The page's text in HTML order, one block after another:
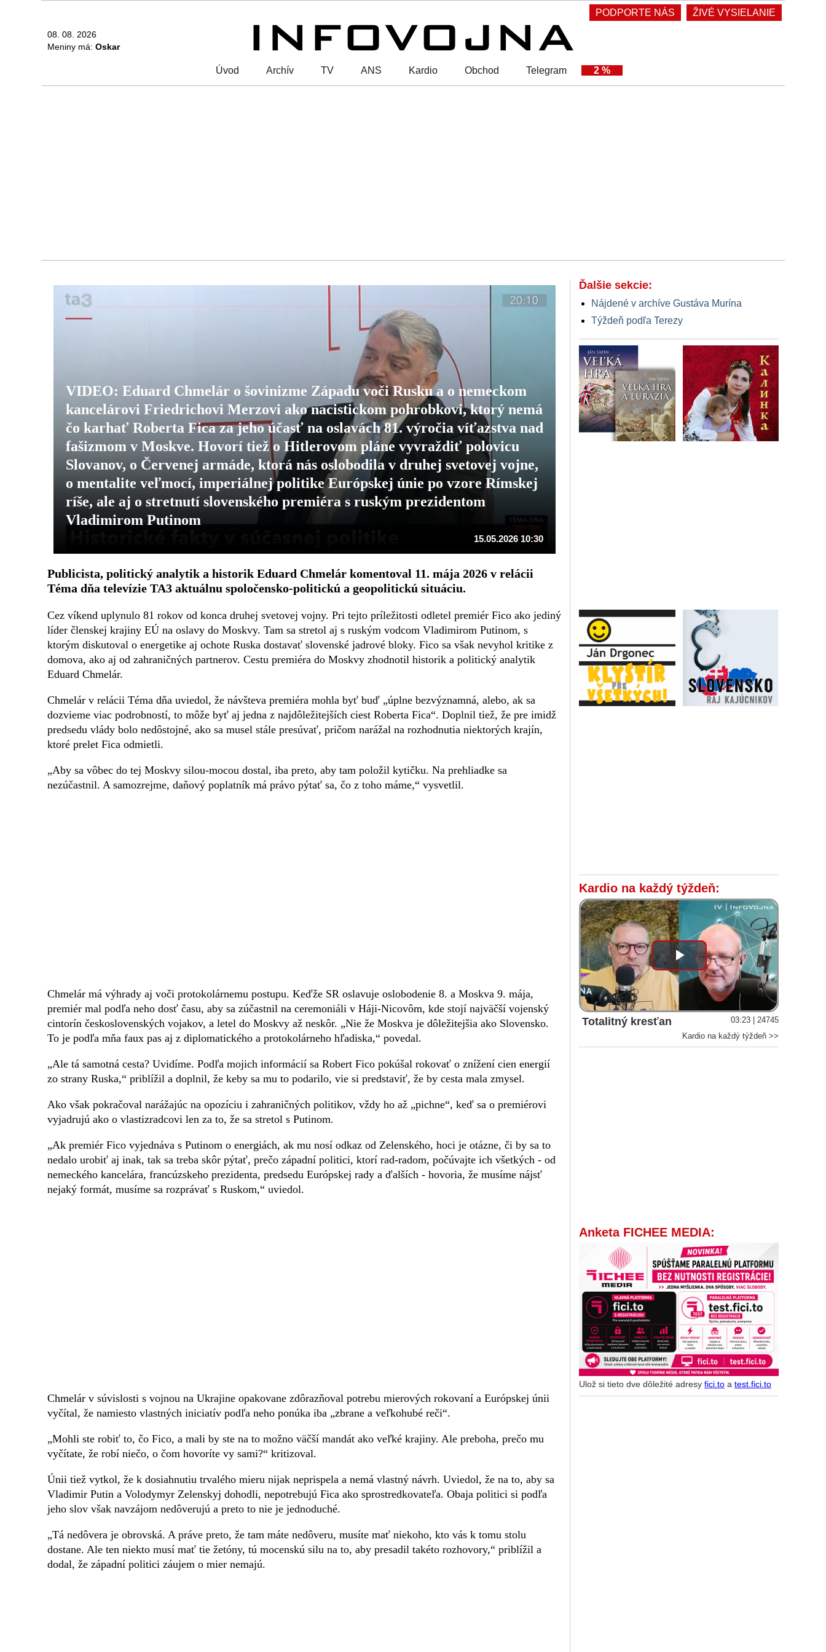
PODPORTE NÁS ŽIVÉ VYSIELANIE
08. 08. 2026
Meniny má: Oskar
Úvod Archív TV ANS Kardio Obchod Telegram 2 %
VIDEO: Eduard Chmelár o šovinizme Západu voči Rusku a o nemeckom
kancelárovi Friedrichovi Merzovi ako nacistickom pohrobkovi, ktorý nemá
čo karhať Roberta Fica za jeho účasť na oslavách 81. výročia víťazstva nad
fašizmom v Moskve. Hovorí tiež o Hitlerovom pláne vyvraždiť polovicu
Slovanov, o Červenej armáde, ktorá nás oslobodila v druhej svetovej vojne,
o mentalite veľmocí, imperiálnej politike Európskej únie po vzore Rímskej
ríše, ale aj o stretnutí slovenského premiéra s ruským prezidentom
Vladimirom Putinom
15.05.2026 10:30
Publicista, politický analytik a historik Eduard Chmelár komentoval 11. mája 2026 v relácii
Téma dňa televízie TA3 aktuálnu spoločensko-politickú a geopolitickú situáciu.
Cez víkend uplynulo 81 rokov od konca druhej svetovej vojny. Pri tejto príležitosti odletel premiér Fico ako jediný
líder členskej krajiny EÚ na oslavy do Moskvy. Tam sa stretol aj s ruským vodcom Vladimirom Putinom, s
ktorým diskutoval o energetike aj ochote Ruska dostavať slovenské jadrové bloky. Fico sa však nevyhol kritike z
domova, ako aj od zahraničných partnerov. Cestu premiéra do Moskvy zhodnotil historik a politický analytik
Eduard Chmelár.
Chmelár v relácii Téma dňa uviedol, že návšteva premiéra mohla byť buď „úplne bezvýznamná, alebo, ak sa
dozvieme viac podrobností, to môže byť aj jedna z najdôležitejších ciest Roberta Fica“. Doplnil tiež, že pre imidž
predsedu vlády bolo nedôstojné, ako sa musel stále presúvať, pričom narážal na rozhodnutia niektorých krajín,
ktoré prelet Fica odmietli.
„Aby sa vôbec do tej Moskvy silou-mocou dostal, iba preto, aby tam položil kytičku. Na prehliadke sa
nezúčastnil. A samozrejme, daňový poplatník má právo pýtať sa, čo z toho máme,“ vysvetlil.
Chmelár má výhrady aj voči protokolárnemu postupu. Keďže SR oslavuje oslobodenie 8. a Moskva 9. mája,
premiér mal podľa neho dosť času, aby sa zúčastnil na ceremoniáli v Háji-Nicovôm, kde stojí najväčší vojenský
cintorín československých vojakov, a letel do Moskvy až neskôr. „Nie že Moskva je dôležitejšia ako Slovensko.
To je podľa mňa faux pas aj z diplomatického a protokolárneho hľadiska,“ povedal.
„Ale tá samotná cesta? Uvidíme. Podľa mojich informácií sa Robert Fico pokúšal rokovať o znížení cien energií
zo strany Ruska,“ priblížil a doplnil, že keby sa mu to podarilo, vie si predstaviť, že by cesta mala zmysel.
Ako však pokračoval narážajúc na opozíciu i zahraničných politikov, vždy ho až „pichne“, keď sa o premiérovi
vyjadrujú ako o vlastizradcovi len za to, že sa stretol s Putinom.
„Ak premiér Fico vyjednáva s Putinom o energiách, ak mu nosí odkaz od Zelenského, hoci je otázne, či by sa to
nedalo urobiť aj inak, tak sa treba skôr pýtať, prečo západní politici, ktorí rad-radom, počúvajte ich všetkých - od
nemeckého kancelára, francúzskeho prezidenta, predsedu Európskej rady a ďalších - hovoria, že musíme nájsť
nejaký formát, musíme sa rozprávať s Ruskom,“ uviedol.
Chmelár v súvislosti s vojnou na Ukrajine opakovane zdôrazňoval potrebu mierových rokovaní a Európskej únii
vyčítal, že namiesto vlastných iniciatív podľa neho ponúka iba „zbrane a veľkohubé reči“.
„Mohli ste robiť to, čo Fico, a mali by ste na to možno väčší mandát ako veľké krajiny. Ale preboha, prečo mu
vyčítate, že robí niečo, o čom hovoríte vy sami?“ kritizoval.
Únii tiež vytkol, že k dosiahnutiu trvalého mieru nijak neprispela a nemá vlastný návrh. Uviedol, že na to, aby sa
Vladimir Putin a Volodymyr Zelenskyj dohodli, nepotrebujú Fica ako sprostredkovateľa. Obaja politici si podľa
jeho slov však navzájom nedôverujú a preto to nie je jednoduché.
„Tá nedôvera je obrovská. A práve preto, že tam máte nedôveru, musíte mať niekoho, kto vás k tomu stolu
dostane. Ale ten niekto musí mať tie žetóny, tú mocenskú silu na to, aby presadil takéto rozhovory,“ priblížil a
dodal, že západní politici záujem o mier nemajú.
Ďalšie sekcie:
Nájdené v archíve Gustáva Murína
Týždeň podľa Terezy
Kardio na každý týždeň:
Play
Video
Totalitný kresťan
03:23 | 24745
Kardio na každý týždeň >>
Anketa FICHEE MEDIA:
Ulož si tieto dve dôležité adresyfici.to atest.fici.to